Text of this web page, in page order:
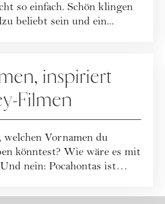
so einfach. Schön klingen
beliebt sein und ein...
inspiriert
Filmen
Vornamen du
könntest? Wie wäre es mit
nein: Pocahontas ist